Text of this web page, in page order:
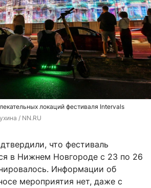
локаций фестиваля Intervals
/ NN.RU
что фестиваль
в Нижнем Новгороде с 23 по 26
Информации об
мероприятия нет, даже с